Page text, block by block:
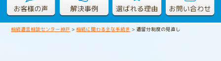
相続遺言相談センター神戸 >相続に関わる主な手続き > 遺留分制度の見直し